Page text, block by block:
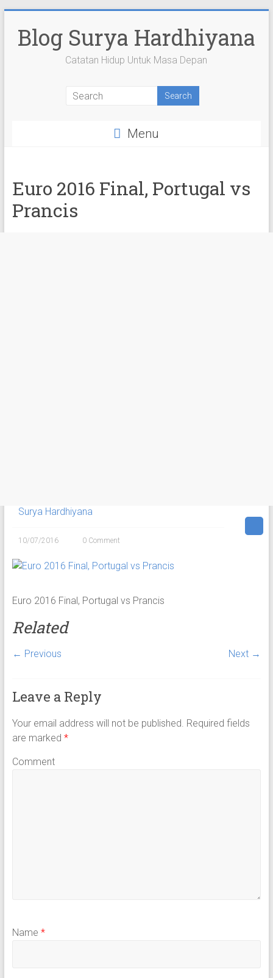
content
Blog Surya Hardhiyana
Catatan Hidup Untuk Masa Depan
suryahardhiyana’s
Facebook
suryahardhiyana’s
Twitter
suryahardhiyana’s
Instagram
suryahardhiyana’s
YouTube
suryahardhiyana’s
Google+
Menu
Euro 2016 Final, Portugal vs
Prancis
Surya Hardhiyana
10/07/2016 0 Comment
Euro 2016 Final, Portugal vs Prancis
Related
← Previous Next →
Leave a Reply
Your email address will not be published. Required fields
are marked *
Comment
Name *